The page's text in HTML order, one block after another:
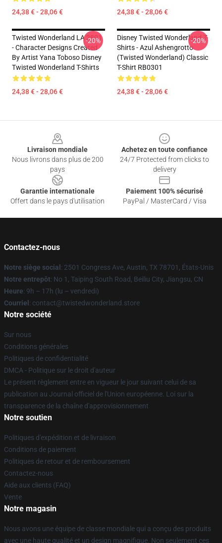
24,38 € - 28,06 € 24,38 € - 28,06 €
Twisted Wonderland LA 2801
- Character Designs Created
By Artist Yana Toboso Disney
Twisted Wonderland T-Shirts
24,38 € - 28,06 €
-20%
Disney Twisted Wonderland T-
Shirts - Azul Ashengrotto
(Twisted Wonderland) Classic
T-Shirt RB0301
24,38 € - 28,06 €
-20%
Livraison mondiale
Nous livrons dans plus de 200
pays
Achetez en toute confiance
24/7 Protected from clicks to
delivery
Garantie internationale
Offert dans le pays d'utilisation
Paiement 100% sécurisé
PayPal / MasterCard / Visa
Contactez-nous
Notre siège social : 2501 Congress Ave, Austin, TX 78701, États-Unis
Notre entrepôt: No 1, Taiping South Road, Beiliu City, Jiangsu, CN
Heure: 9h – 17h (lu – vendredi)
Courriel : contact@twistedwonderland.store
Notre société
Sur nous
Conditions générales
Politiques de confidentialité
DMCA - Politique sur le droit d'auteur
Le présent règlement entre en vigueur le jour suivant celui de sa
publication au Journal officiel de l'Union européenne. Loi sur la
transparence de la chaîne d'approvisionnement
Notre soutien
Politiques d'expédition et de livraison
Conditions de paiement
Politiques de retour et de remboursement
Contactez-nous
Aide aux clients (FAQ)
Vente
Notre magasin
Nous avons une équipe de classe mondiale qui a conçu des produits
avec une haute qualité et un design magnifique. Non seulement ces